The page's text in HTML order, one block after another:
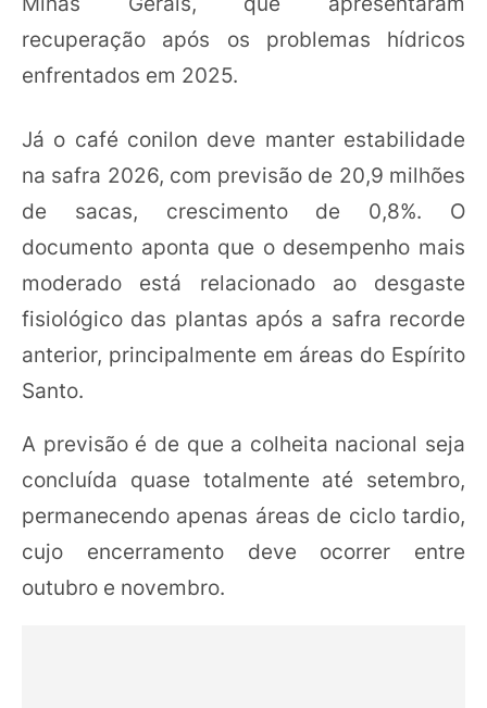
recuperação após os problemas hídricos
enfrentados em 2025.
Já o café conilon deve manter estabilidade
na safra 2026, com previsão de 20,9 milhões
de sacas, crescimento de 0,8%. O
documento aponta que o desempenho mais
moderado está relacionado ao desgaste
fisiológico das plantas após a safra recorde
anterior, principalmente em áreas do Espírito
Santo.
A previsão é de que a colheita nacional seja
concluída quase totalmente até setembro,
permanecendo apenas áreas de ciclo tardio,
cujo encerramento deve ocorrer entre
outubro e novembro.